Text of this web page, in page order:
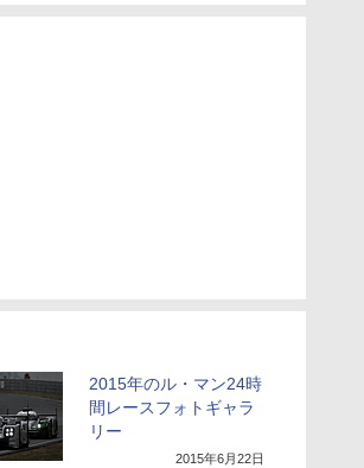
2015年のル・マン24時
間レースフォトギャラ
リー
2015年6月22日